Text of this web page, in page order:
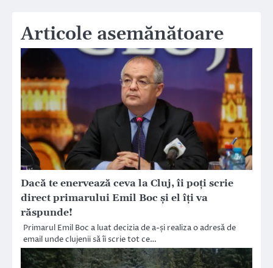
Articole asemănătoare
Dacă te enervează ceva la Cluj, îi poți scrie
direct primarului Emil Boc și el îți va
răspunde!
Primarul Emil Boc a luat decizia de a-și realiza o adresă de
email unde clujenii să îi scrie tot ce…